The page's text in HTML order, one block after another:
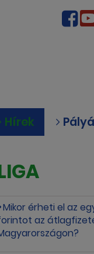
Hírek
Mikor érheti el az
az